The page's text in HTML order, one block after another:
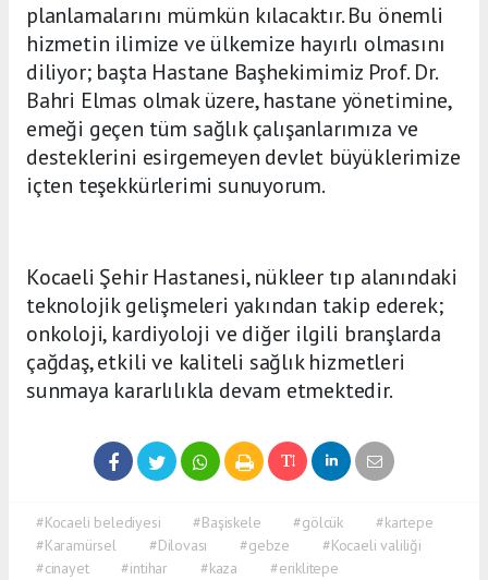
planlamalarını mümkün kılacaktır. Bu önemli
hizmetin ilimize ve ülkemize hayırlı olmasını
diliyor; başta Hastane Başhekimimiz Prof. Dr.
Bahri Elmas olmak üzere, hastane yönetimine,
emeği geçen tüm sağlık çalışanlarımıza ve
desteklerini esirgemeyen devlet büyüklerimize
içten teşekkürlerimi sunuyorum.
Kocaeli Şehir Hastanesi, nükleer tıp alanındaki
teknolojik gelişmeleri yakından takip ederek;
onkoloji, kardiyoloji ve diğer ilgili branşlarda
çağdaş, etkili ve kaliteli sağlık hizmetleri
sunmaya kararlılıkla devam etmektedir.
#Kocaeli belediyesi #Başiskele #gölcük
#kartepe
#Karamürsel
#Dilovası #gebze
#Kocaeli valiliği
#cinayet
#intihar #kaza
#eriklitepe